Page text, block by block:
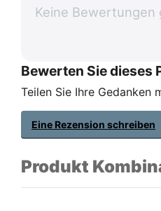
Keine Bewertungen
Bewerten Sie dieses
Teilen Sie Ihre Gedanken
Eine Rezension schreiben
Produkt